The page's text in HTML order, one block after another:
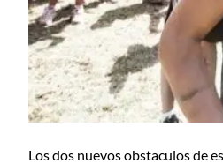
Los dos nuevos obstaculos de